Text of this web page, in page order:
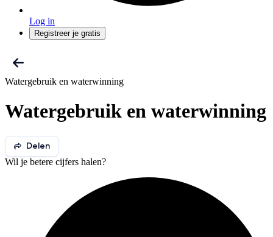
Log in
Registreer je gratis
Watergebruik en waterwinning
Watergebruik en waterwinning
Delen
Wil je betere cijfers halen?